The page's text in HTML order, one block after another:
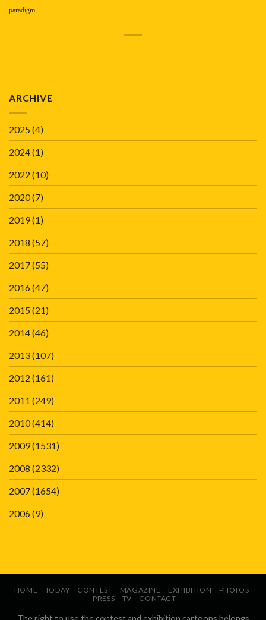
paradigm…
ARCHIVE
2025(4)
2024(1)
2022 (10)
2020(7)
2019(1)
2018 (57)
2017(55)
2016(47)
2015(21)
2014(46)
2013(107)
2012 (161)
2011 (249)
2010(414)
2009(1531)
2008 (2332)
2007(1654)
2006(9)
HOME TODAY CONTEST MAGAZINE EXHIBITION
PHOTOS
PRESS
TV CONTACT